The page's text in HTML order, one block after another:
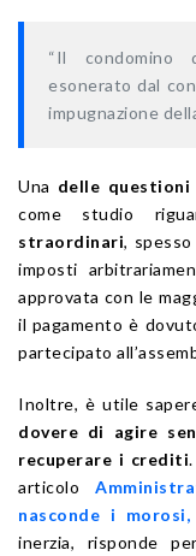
“Il condomino
esonerato dal
impugnazione
Una delle
come studio
straordinari,
imposti
approvata con le
il pagamento è
partecipato
Inoltre, è utile
dovere di agire
recuperare i crediti
articolo
nasconde i
inerzia, risponde